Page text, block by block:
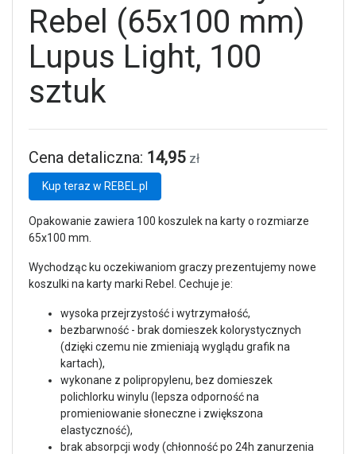
Rebel (65x100 mm)
Lupus Light, 100
sztuk
Cena detaliczna: 14,95 zł
Kup teraz w REBEL.pl
Opakowanie zawiera 100 koszulek na karty o rozmiarze
65x100 mm.
Wychodząc ku oczekiwaniom graczy prezentujemy nowe
koszulki na karty marki Rebel. Cechuje je:
wysoka przejrzystość i wytrzymałość,
bezbarwność - brak domieszek kolorystycznych
(dzięki czemu nie zmieniają wyglądu grafik na
kartach),
wykonane z polipropylenu, bez domieszek
polichlorku winylu (lepsza odporność na
promieniowanie słoneczne i zwiększona
elastyczność),
brak absorpcji wody (chłonność po 24h zanurzenia